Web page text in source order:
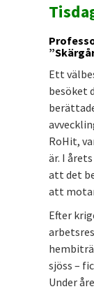
Ett
besöket
RoHit,
är. I
att det
att
Efter
sjöss –
Under